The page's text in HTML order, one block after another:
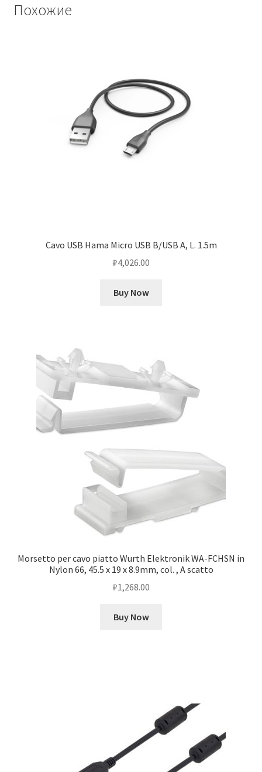
Похожие
Cavo USB Hama Micro USB B/USB A, L. 1.5m
₽4,026.00
Buy Now
Morsetto per cavo piatto Wurth Elektronik WA-FCHSN in
Nylon 66, 45.5 x 19 x 8.9mm, col. , A scatto
₽1,268.00
Buy Now